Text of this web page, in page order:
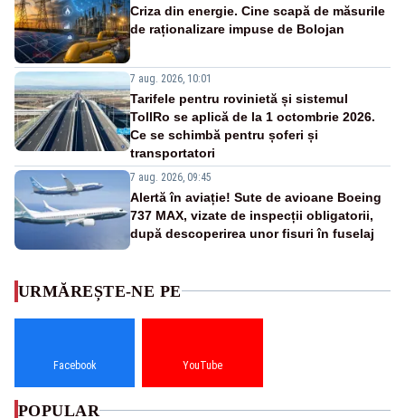
Criza din energie. Cine scapă de măsurile
de raționalizare impuse de Bolojan
7 aug. 2026, 10:01
Tarifele pentru rovinietă și sistemul
TollRo se aplică de la 1 octombrie 2026.
Ce se schimbă pentru șoferi și
transportatori
7 aug. 2026, 09:45
Alertă în aviație! Sute de avioane Boeing
737 MAX, vizate de inspecții obligatorii,
după descoperirea unor fisuri în fuselaj
URMĂREȘTE-NE PE
Facebook YouTube
POPULAR